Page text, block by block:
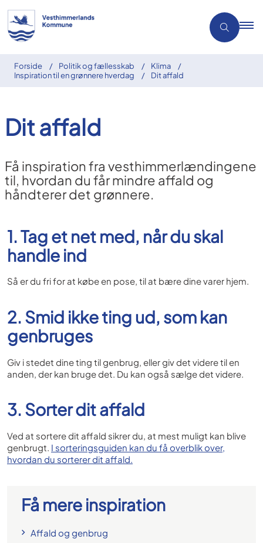
Forside Politik og fællesskab
Klima
Inspiration til en grønnere hverdag
Dit affald
Dit affald
Få inspiration fra vesthimmerlændingene
til, hvordan du får mindre affald og
håndterer det grønnere.
1. Tag et net med, når du skal
handle ind
Så er du fri for at købe en pose, til at bære dine varer hjem.
2. Smid ikke ting ud, som kan
genbruges
Giv i stedet dine ting til genbrug, eller giv det videre til en
anden, der kan bruge det. Du kan også sælge det videre.
3. Sorter dit affald
Ved at sortere dit affald sikrer du, at mest muligt kan blive
genbrugt. I sorteringsguiden kan du få overblik over,
hvordan du sorterer dit affald.
Få mere inspiration
Affald og genbrug